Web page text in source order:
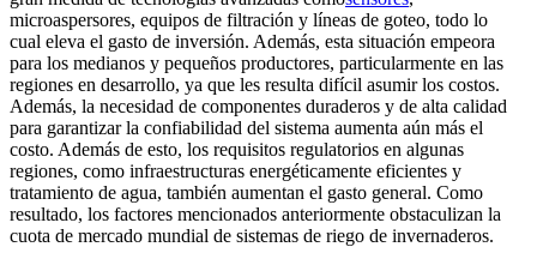
microaspersores, equipos de filtración y líneas de goteo, todo lo
cual eleva el gasto de inversión. Además, esta situación empeora
para los medianos y pequeños productores, particularmente en las
regiones en desarrollo, ya que les resulta difícil asumir los costos.
Además, la necesidad de componentes duraderos y de alta calidad
para garantizar la confiabilidad del sistema aumenta aún más el
costo. Además de esto, los requisitos regulatorios en algunas
regiones, como infraestructuras energéticamente eficientes y
tratamiento de agua, también aumentan el gasto general. Como
resultado, los factores mencionados anteriormente obstaculizan la
cuota de mercado mundial de sistemas de riego de invernaderos.